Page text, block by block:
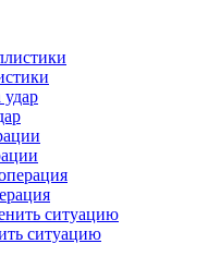
ситуацию